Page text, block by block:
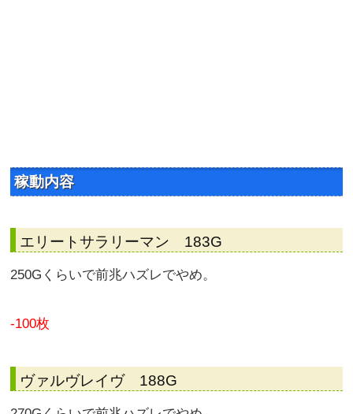
稼動内容
エリートサラリーマン 183G
250Gくらいで前兆ハズレでやめ。
-100枚
ヴァルヴレイヴ 188G